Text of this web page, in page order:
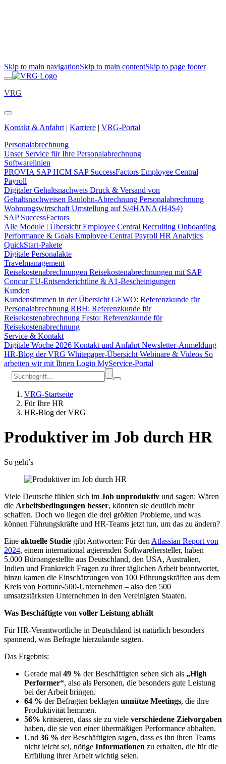
Skip to main navigationSkip to main contentSkip to page footer
VRG
Kontakt & Anfahrt | Karriere | VRG-Portal
Personalabrechnung
Unser Service für Ihre Personalabrechnung
Softwarelinien
PROVIA SAP HCM SAP SuccessFactors Employee Central
Payroll
Digitaler Gehaltsnachweis Druck & Versand von
Gehaltsnachweisen Baulohn-Abrechnung Personalabrechnung
Wohnungswirtschaft Umstellung auf S/4HANA (H4S4)
SAP SuccessFactors
Alle Module | Übersicht Employee Central Recruiting Onboarding
Performance & Goals Employee Central Payroll HR Analytics
QuickStart-Pakete
Digitale Personalakte
Travelmanagement
Reisekostenabrechnungen Reisekostenabrechnungen mit SAP
ConcurEU-Entsenderichtline & A1-Bescheinigungen
Kunden
Kundenstimmen in der Übersicht GEWO: Referenzkunde für
Personalabrechnung RBH: Referenzkunde für
Reisekostenabrechnung Festo: Referenzkunde für
Reisekostenabrechnung
Service & Kontakt
Digitale Woche 2026 Kontakt und Anfahrt Newsletter-Anmeldung
HR-Blog der VRG Whitepaper-Übersicht Webinare & Videos So
arbeiten wir mit Ihnen Login MyService-Portal
VRG-Startseite
Für Ihre HR
HR-Blog der VRG
Produktiver im Job durch HR
So geht’s
Viele Deutsche fühlen sich im Job unproduktiv und sagen: Wären
die Arbeitsbedingungen besser, könnten sie deutlich mehr
schaffen. Doch wo liegen die drei größten Probleme, und was
können Führungskräfte und HR-Teams jetzt tun, um das zu ändern?
Eine aktuelle Studie gibt Antworten: Für den Atlassian Report von
2024, einem international agierenden Softwarehersteller, haben
5.000 Büroangestellte aus Deutschland, den USA, Australien,
Indien und Frankreich Fragen zu ihrer täglichen Arbeit beantwortet,
hinzu kamen die Einschätzungen von 100 Führungskräften aus dem
Kreis von Fortune-500-Unternehmen – also den 500
umsatzstärksten Unternehmen in den Vereinigten Staaten.
Was Beschäftigte von voller Leistung abhält
Für HR-Verantwortliche in Deutschland ist natürlich besonders
spannend, was Befragte hierzulande sagten.
Das Ergebnis:
Gerade mal 49 % der Beschäftigten sehen sich als „High
Performer“, also als Personen, die besonders gute Leistung
bei der Arbeit bringen.
64 % der Befragten beklagen unnütze Meetings, die ihre
Produktivität hemmen.
56% kritisieren, dass sie zu viele verschiedene Zielvorgaben
haben, die sie von einer übermäßigen Performance abhalten.
Und 36 % der Beschäftigten sagen, dass es ihn ihren Teams
nicht leicht sei, nötige Informationen zu erhalten, die für die
Erfüllung ihrer Arbeit wichtig seien.